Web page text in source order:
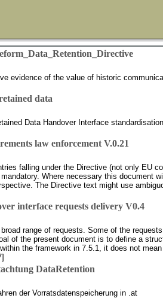
evidence of the value of historic
data
Data Handover Interface
law enforcement V.0.21
falling under the Directive (not only EU
Where necessary this document
The Directive text might use
interface requests delivery V0.4
range of requests. Some of the
of the present document is to define a
the framework in 7.5.1, it does not
DataRetention
der Vorratsdatenspeicherung in .at